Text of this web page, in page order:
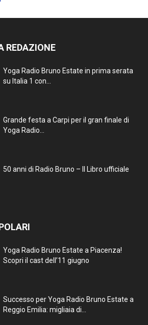
REDAZIONE
Yoga Radio Bruno Estate in prima serata
su Italia 1 con...
Grande festa a Carpi per il gran finale di
Yoga Radio...
50 anni di Radio Bruno – Il Libro ufficiale
Yoga Radio Bruno Estate a Piacenza!
Scopri il cast dell’11 giugno
Successo per Yoga Radio Bruno Estate a
Reggio Emilia: migliaia di...